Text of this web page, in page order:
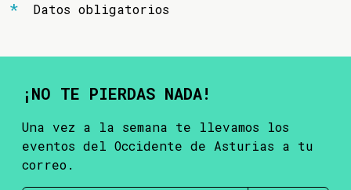
Datos obligatorios
¡NO TE PIERDAS NADA!
Una vez a la semana te llevamos los
eventos del Occidente de Asturias a tu
correo.